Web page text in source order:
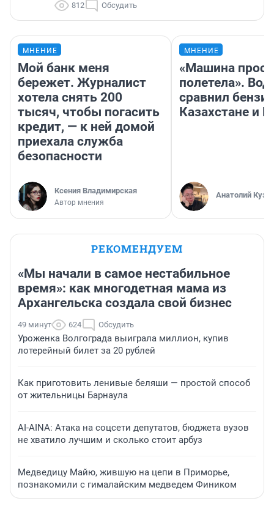
812 Обсудить
МНЕНИЕ
Мой банк меня
бережет. Журналист
хотела снять 200
тысяч, чтобы погасить
кредит, — к ней домой
приехала служба
безопасности
Ксения Владимирская
Автор мнения
МНЕНИЕ
«Машина
полетела».
сравнил
Казахстане и
Анатолий
РЕКОМЕНДУЕМ
«Мы начали в самое нестабильное
время»: как многодетная мама из
Архангельска создала свой бизнес
49 минут 624 Обсудить
Уроженка Волгограда выиграла миллион, купив
лотерейный билет за 20 рублей
Как приготовить ленивые беляши — простой способ
от жительницы Барнаула
AI-AINA: Атака на соцсети депутатов, бюджета вузов
не хватило лучшим и сколько стоит арбуз
Медведицу Майю, жившую на цепи в Приморье,
познакомили с гималайским медведем Фиником